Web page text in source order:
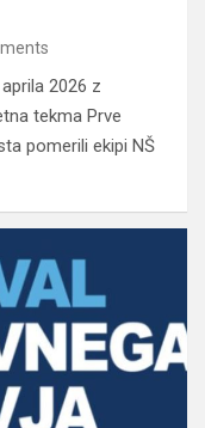
2026 z
tekma Prve
pomerili ekipi NŠ